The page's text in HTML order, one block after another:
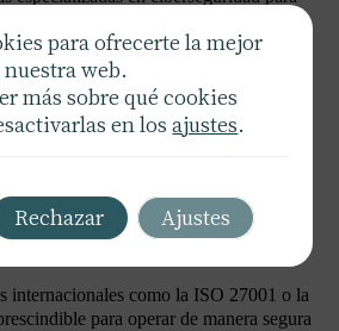
la infraestructura de seguridad es
Los expertos pueden identificar
pasar desapercibidas internamente
sobre las tendencias y nuevas
a través de asociaciones con
Normativas Internacionales
internacionales como la ISO 27001 o la
para operar de manera segura
para ofrecerte la mejor
web.
más sobre qué cookies
en losajustes.
Rechazar Ajustes